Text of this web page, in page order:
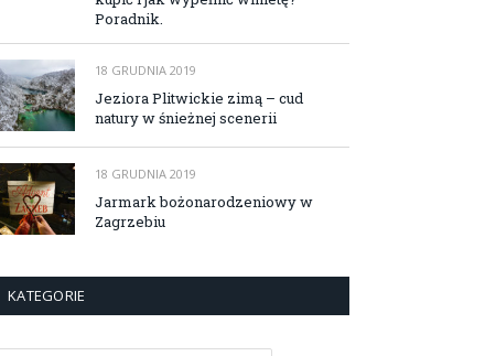
Poradnik.
18 GRUDNIA 2019
Jeziora Plitwickie zimą – cud
natury w śnieżnej scenerii
18 GRUDNIA 2019
Jarmark bożonarodzeniowy w
Zagrzebiu
KATEGORIE